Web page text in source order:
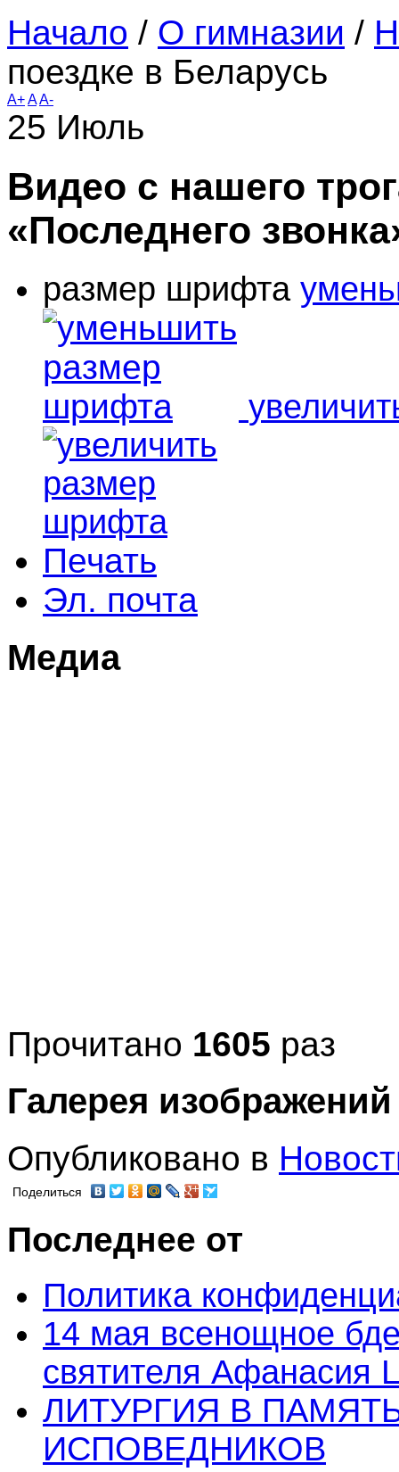
Начало / О гимназии /
поездке в Беларусь
A+AA-
25 Июль
Видео с нашего
«Последнего
размер шрифта
Печать
Эл. почта
Медиа
Прочитано 1605 раз
Галерея изображений
Опубликовано в
Поделиться
Последнее от
Политика
14 мая всенощное
святителя Афанасия
ЛИТУРГИЯ В
ИСПОВЕДНИКОВ